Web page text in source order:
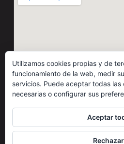
© 2026 Motos Carbó · Todos
Utilizamos cookies propias y de
funcionamiento de la web, medir
servicios. Puede aceptar todas
necesarias o configurar sus
Aceptar
Rechazar